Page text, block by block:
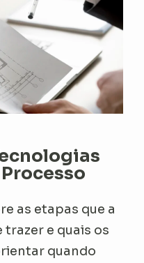
as etapas que a
e quais os
quando